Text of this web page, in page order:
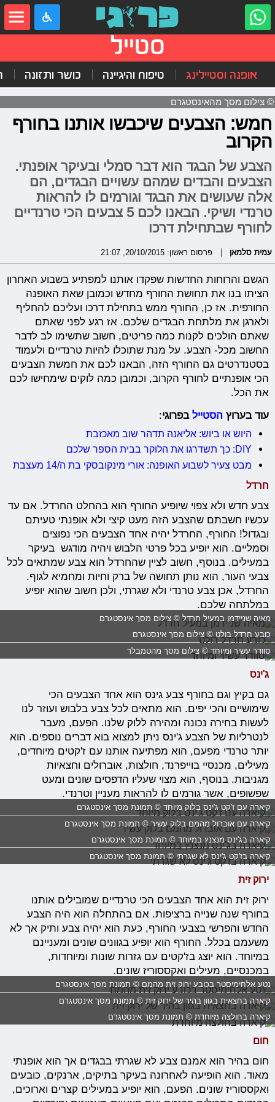
סטייל
אופנה וסטיילינג טיפוח והיגיינה כושר ותזונה
© צילום מסך מהאינסטגרם
חמש: הצבעים שיכבשו אותנו בחורף
הקרוב
הצבע של הבגד הוא דבר סמלי ובעיקר אופנתי.
הצבעים והבדים שמהם עשויים הבגדים, הם
אלה שעושים את הבגד וגורמים לו להראות
טרנדי ושיקי. הבאנו לכם 5 צבעים הכי טרנדיים
לחורף שבתחילת דרכו
עמית סלמאן פרסום ראשון: 20/10/2015, 21:07
הגשם והרוחות החדשות שפקדו אותנו למפתיע בשבוע האחרון
הציתו בנו את תחושת החורף מחדש וכמובן שאת האופנה
החורפית. אז כן, החורף ממש בתחילת דרכו ועליכם להחליף
ולארגן את מלתחת הבגדים שלכם. אז רגע לפני שאתם
שאתם הולכים לקנות כמה פריטים, חשוב שתשימו לב לדבר
החשוב מכל- הצבע. על מנת שתוכלו להיות טרנדיים ולעמוד
בסטנדרטים גם החורף הזה, הבאנו לכם את חמשת הצבעים
הכי אופנתיים לחורף הקרוב, וכמובן כמה לוקים שימחישו לכם
את הכל.
עוד בערוץהסטייל בפרוגי:
היוש או ביוש: אליאנה תדהר שוב מאכזבת
DIY: כך תשדרגו את הלוקר בבית הספר שלכם
מבט צעיר לשבוע האופנה: אורי מינקובסקי בת ה/14 מעצבת
חרדל
צבע חדש ולא צפוי שיופיע החורף הוא בהחלט החרדל. אם עד
עכשיו חשבתם שהצבע הזה מעט קיצי ולא אופנתי טעיתם
ובגדול! החורף, החרדל יהיה אחד הצבעים הכי נפוצים
וסמליים. הוא יופיע בכל פרטי הלבוש ויהיה מודגש בעיקר
במעילים. בנוסף, חשוב לציין שהחרדל הוא צבע שמתאים לכל
צבעי העור, הוא נותן תחושה של ברק וחיות ומחמיא לגוף.
החרדל, אכן צבע טרנדי ולא שגרתי, ולכן חשוב שהוא יופיע
במלתחה שלכם.
מאיה שניידמן במעיל חרדל © צילום מסך אינסטגרם
כובע חרדל בולט © צילום מסך אינסטגרם
סוודר עשיר ומיוחד © צילום מסך מהטמבלר
ג'ינס
גם בקיץ וגם בחורף צבע גינס הוא אחד הצבעים הכי
שימושיים והכי יפים. הוא מתאים לכל צבע בלבוש ועוזר לנו
לעשות בחירה נכונה ומהירה ללוק שלנו. הפעם, מעבר
לנטרליות של הצבע ג'ינס ניתן למצוא בוא דברים נוספים. הוא
יותר טרנדי מפעם, הוא מפתיעה אותנו עם ז'קטים מיוחדים,
מעילים, מכנסיי בוייפרנד, חולצות, אוברולים וחצאיות
מגניבות. בנוסף, הוא מצוי שעליו הדפסים שונים ומעט
שפשופים, אשר גורמים לו להראות מעניין וטרנדי.
קיארה עם ז'קט ג'ינס בלוק מיוחד © תמונת מסך אינסטגרם
קיארה עם אוברול מהמם בלוק עשיר © תמונת מסך אינסטגרם
קיארה בג'ינס מנצנץ במיוחד © תמונת מסך אינסטגרם
קיארה בז'קט ג'ינס לא שגרתי © תמונת מסך אינסטגרם
ירוק זית
ירוק זית הוא אחד הצבעים הכי טרנדיים שמובילים אותנו
בחורף שנה שנייה ברציפות. אם בהתחלה הוא היה הצבע
החדש והפרשי בצבעי החורף, כעת הוא יהיה צבע ותיק אך לא
משעמם בכלל. החורף הוא יופיע בגוונים שונים ומעניינם
במיוחד. הוא יוצג בז'קטים עם גזרות שונות ומיוחדות,
במכנסיים, מעילים ואקססוריז שונים.
נטע אלחימיסטר בכובע ירוק זית מהמם © תמונת מסך אינסטגרם
קיארה בחצאית בגוון בהיר של ירוק זית © תמונת מסך אינסטגרם
קיארה בחולצה מיוחדת © תמונת מסך אינסטגרם
חום
חום בהיר הוא אמנם צבע לא שגרתי בבגדים אך הוא אופנתי
מאוד. הוא הופיעה לאחרונה בעיקר בתיקים, ארנקים, כובעים
ואקססוריז שונים. הפעם, הוא יופיע במעילים קצרים וארוכים,